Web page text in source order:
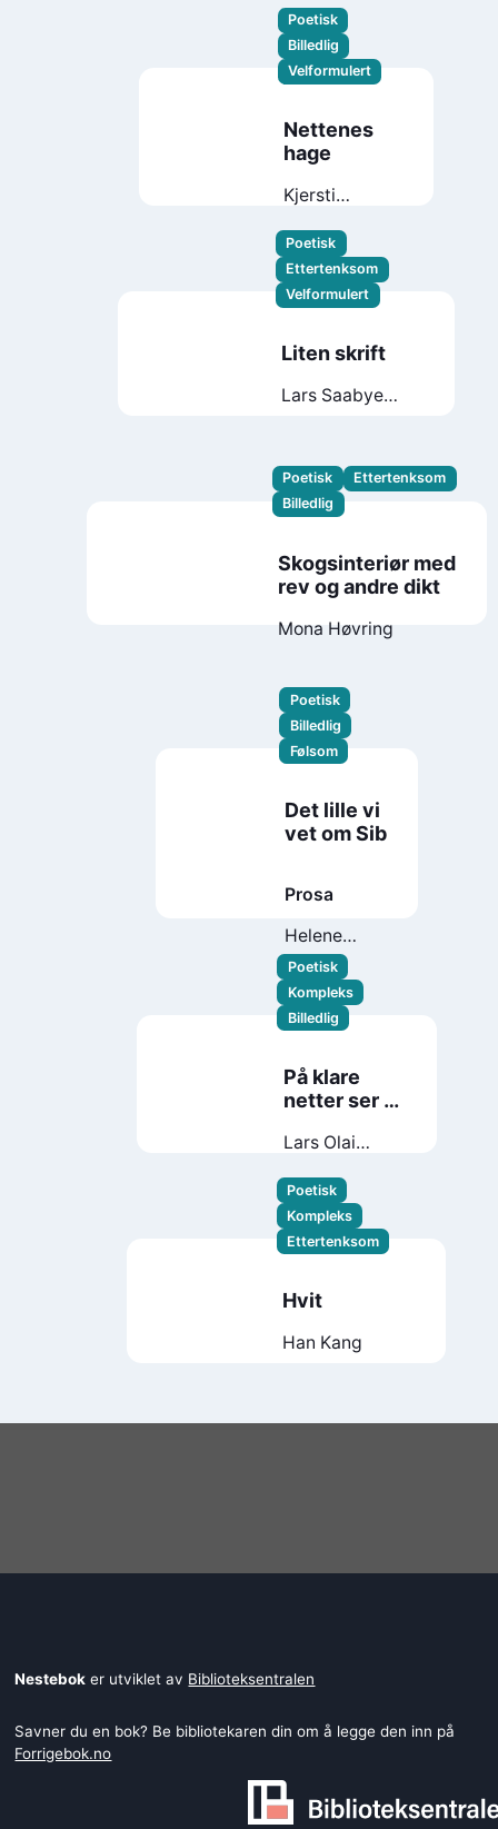
Poetisk
Billedlig
Velformulert
Nettenes
hage
Kjersti
Senderud
Poetisk
Ettertenksom
Velformulert
Liten skrift
Lars Saabye
Poetisk
Ettertenksom
Billedlig
Skogsinteriør med
rev og andre dikt
Mona Høvring
Poetisk
Billedlig
Følsom
Det lille vi
vet om Sib
Prosa
Helene
Torvund
Poetisk
Kompleks
Billedlig
På klare
netter ser vi
Lars Olai
Poetisk
Kompleks
Ettertenksom
Hvit
Han Kang
Nestebok er utviklet av Biblioteksentralen
Savner du en bok? Be bibliotekaren din om å legge den inn på
Forrigebok.no